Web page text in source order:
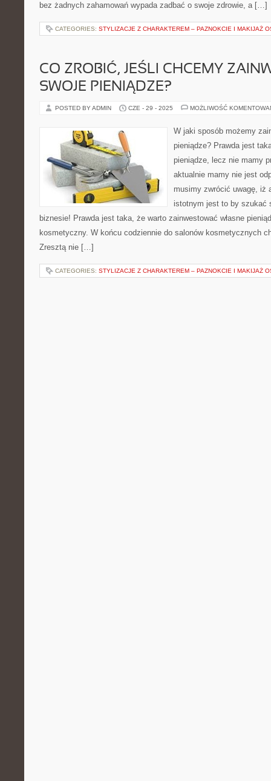
bez żadnych zahamowań wypada zadbać o swoje zdrowie, a […]
CATEGORIES: STYLIZACJE Z CHARAKTEREM – PAZNOKCIE I MAKIJAŻ
CO ZROBIĆ, JEŚLI CHCEMY
SWOJE PIENIĄDZE?
POSTED BY ADMIN CZE - 29 - 2025 MOŻLIWOŚĆ
W jaki sposób możemy
pieniądze? Prawda jest
pieniądze, lecz nie mamy
aktualnie mamy nie jest
musimy zwrócić uwagę, iż
istotnym jest to by szukać
biznesie! Prawda jest taka, że warto zainwestować własne
kosmetyczny. W końcu codziennie do salonów kosmetycznych
Zresztą nie […]
CATEGORIES: STYLIZACJE Z CHARAKTEREM – PAZNOKCIE I MAKIJAŻ